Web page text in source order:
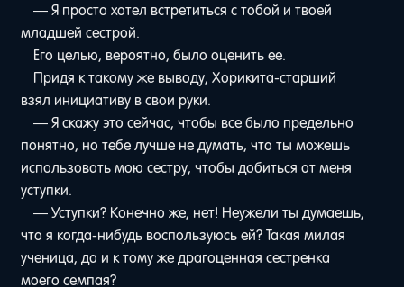
— Я просто хотел встретиться с тобой и твоей
младшей сестрой.
Его целью, вероятно, было оценить ее.
Придя к такому же выводу, Хорикита-старший
взял инициативу в свои руки.
— Я скажу это сейчас, чтобы все было предельно
понятно, но тебе лучше не думать, что ты можешь
использовать мою сестру, чтобы добиться от меня
уступки.
— Уступки? Конечно же, нет! Неужели ты думаешь,
что я когда-нибудь воспользуюсь ей? Такая милая
ученица, да и к тому же драгоценная сестренка
моего семпая?